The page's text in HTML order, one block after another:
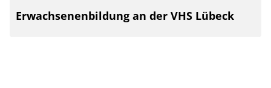
Erwachsenenbildung an der VHS Lübeck